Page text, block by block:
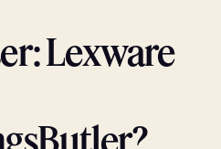
Lexware